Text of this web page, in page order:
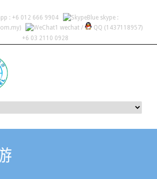
: +6 012 666 9904
skype :
wechat /
QQ (1437118957)
+6 03 2110 0928